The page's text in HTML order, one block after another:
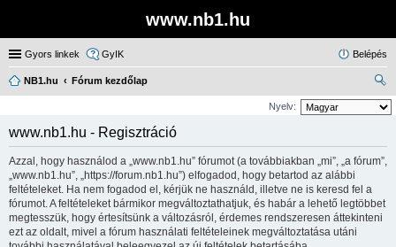
www.nb1.hu
Gyors linkek GyIK Belépés
NB1.hu
Fórum kezdőlap
ere
s
Nyelv:
www.nb1.hu - Regisztráció
Azzal, hogy használod a „www.nb1.hu” fórumot (a továbbiakban „mi”, „a fórum”,
„www.nb1.hu”, „https://forum.nb1.hu”) elfogadod, hogy betartod az alábbi
feltételeket. Ha nem fogadod el, kérjük ne használd, illetve ne is keresd fel a
fórumot. A feltételeket bármikor megváltoztathatjuk, és habár a lehető legtöbbet
megtesszük, hogy értesítsünk a változásról, érdemes rendszeresen áttekinteni
ezt az oldalt, mivel a fórum használati feltételeinek megváltoztatása utáni